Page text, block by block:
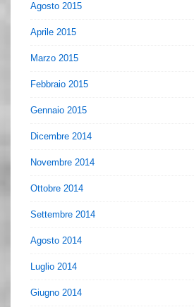
Agosto 2015
Aprile 2015
Marzo 2015
Febbraio 2015
Gennaio 2015
Dicembre 2014
Novembre 2014
Ottobre 2014
Settembre 2014
Agosto 2014
Luglio 2014
Giugno 2014